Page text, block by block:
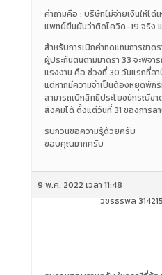
คำถามคือ : บริษัทไม่จ่ายเงินให้ไ
แพทย์ยืนยันว่าติดโควิด-19 จริง
สำหรับการเบิกค่าทดแทนการขาด
ผู้ประกันตนตามมาดรา 33 จะพิจ
แรงงาน คือ ช่วงที่ 30 วันแรกที่ลา
แต่หากมีความจำเป็นต้องหยุดพักรั
สามารถเบิกสิทธิประโยชน์กรณีขา
สังคมได้ ตั้งแต่วันที่ 31 ของการล
รบกวนขอความรู้ด้วยครับ
ขอบคุณมากครับ
9 พ.ค. 2022 เวลา 11:48
วัชร์ธีรพล 314215